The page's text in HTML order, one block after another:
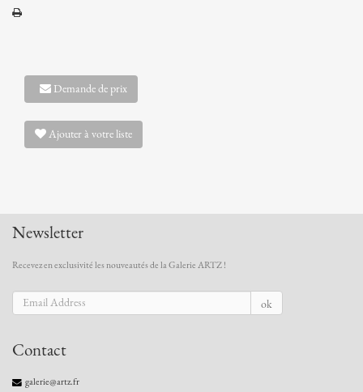
Demande de prix
Ajouter à votre liste
Newsletter
Recevez en exclusivité les nouveautés de la Galerie ARTZ !
ok
Contact
galerie@artz.fr